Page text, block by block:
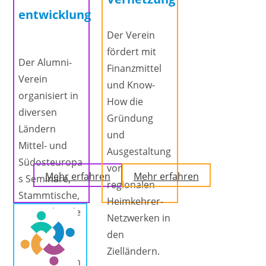
entwicklung
Der Alumni-
Verein
organisiert in
diversen
Ländern
Mittel- und
Südosteuropa
s Seminare,
Stammtische,
Kaminabende
und
Workshops
mit folgenden
Mehr erfahren
Der Verein
fördert mit
Finanzmittel
und Know-
How die
Gründung
und
Ausgestaltung
von
regionalen
Heimkehrer-
Netzwerken in
den
Zielländern.
Mehr erfahren